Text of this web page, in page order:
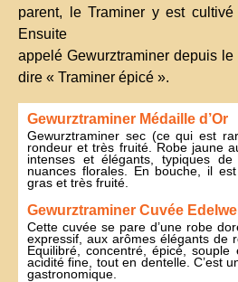
parent, le Traminer y est
Ensuite
appelé Gewurztraminer depuis le
dire « Traminer épicé ».
Gewurztraminer Médaille d’Or
Gewurztraminer sec (ce qui est
rondeur et très fruité. Robe jaune
intenses et élégants, typiques
nuances florales. En bouche, il
gras et très fruité.
Gewurztraminer Cuvée
Cette cuvée se pare d’une robe
expressif, aux arômes élégants de
Equilibré, concentré, épicé, souple
acidité fine, tout en dentelle. C’est
gastronomique.